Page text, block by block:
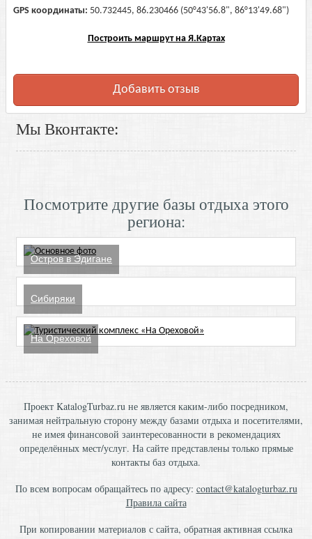
GPS координаты: 50.732445, 86.230466 (50°43'56.8", 86°13'49.68")
Построить маршрут на Я.Картах
Добавить отзыв
Мы Вконтакте:
Посмотрите другие базы отдыха этого
региона:
Остров в Эдигане
Сибиряки
На Ореховой
Проект KatalogTurbaz.ru не является каким-либо посредником,
занимая нейтральную сторону между базами отдыха и посетителями,
не имея финансовой заинтересованности в рекомендациях
определённых мест/услуг. На сайте представлены только прямые
контакты баз отдыха.
По всем вопросам обращайтесь по адресу: contact@katalogturbaz.ru
Правила сайта
При копировании материалов с сайта, обратная активная ссылка